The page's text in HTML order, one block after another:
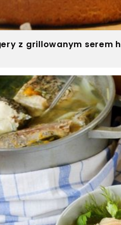
z grillowanym serem